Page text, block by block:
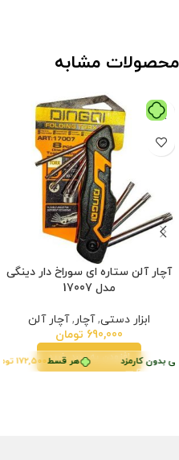
محصولات مشابه
هر قسط172,500تومان بدون کارمزد
آچار آلن ستاره ای سوراخ دار دینگی
مدل 17007
ابزار دستی,آچار,آچار آلن
690,000 تومان
افزودن به سبد خرید